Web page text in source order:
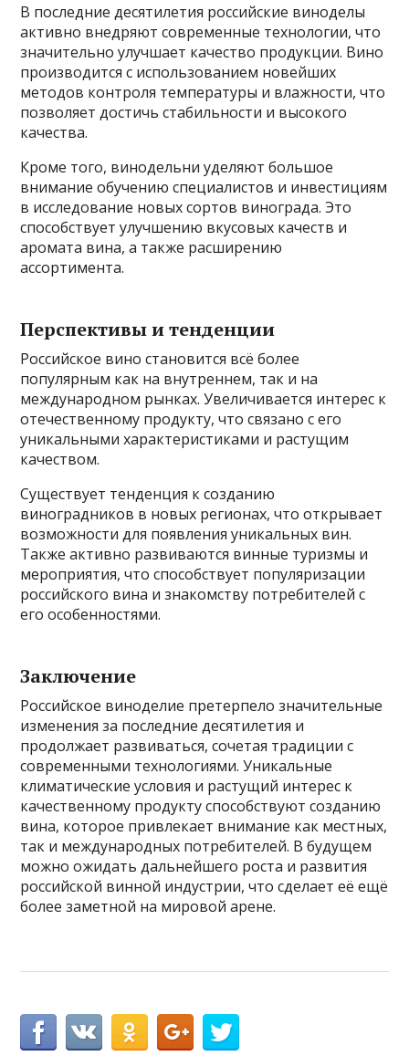
В последние десятилетия российские виноделы
активно внедряют современные технологии, что
значительно улучшает качество продукции. Вино
производится с использованием новейших
методов контроля температуры и влажности, что
позволяет достичь стабильности и высокого
качества.
Кроме того, винодельни уделяют большое
внимание обучению специалистов и инвестициям
в исследование новых сортов винограда. Это
способствует улучшению вкусовых качеств и
аромата вина, а также расширению
ассортимента.
Перспективы и тенденции
Российское вино становится всё более
популярным как на внутреннем, так и на
международном рынках. Увеличивается интерес к
отечественному продукту, что связано с его
уникальными характеристиками и растущим
качеством.
Существует тенденция к созданию
виноградников в новых регионах, что открывает
возможности для появления уникальных вин.
Также активно развиваются винные туризмы и
мероприятия, что способствует популяризации
российского вина и знакомству потребителей с
его особенностями.
Заключение
Российское виноделие претерпело значительные
изменения за последние десятилетия и
продолжает развиваться, сочетая традиции с
современными технологиями. Уникальные
климатические условия и растущий интерес к
качественному продукту способствуют созданию
вина, которое привлекает внимание как местных,
так и международных потребителей. В будущем
можно ожидать дальнейшего роста и развития
российской винной индустрии, что сделает её ещё
более заметной на мировой арене.